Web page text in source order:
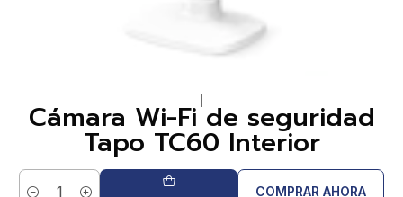
Cámara Wi-Fi de seguridad
Tapo TC60 Interior
COMPRAR AHORA